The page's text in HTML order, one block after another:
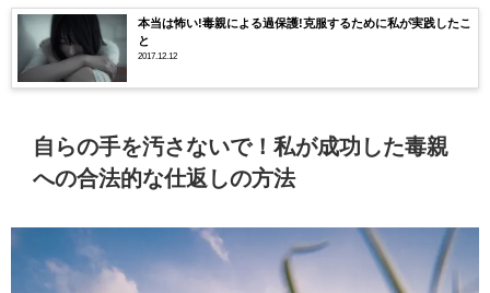
本当は怖い!毒親による過保護!克服するために私が実践したこ
と
2017.12.12
自らの手を汚さないで！私が成功した毒親
への合法的な仕返しの方法